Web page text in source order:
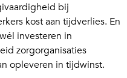
bij
kost aan tijdverlies. En
investeren in
zorgorganisaties
opleveren in tijdwinst.